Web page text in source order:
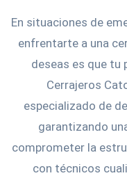
En situaciones de
enfrentarte a una
deseas es que tu
Cerrajeros
especializado de
garantizando
comprometer la
con técnicos